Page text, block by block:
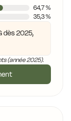
64,7 %
35,3 %
dès 2025,
(année 2025).